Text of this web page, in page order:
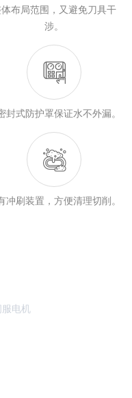
布局范围，又避免刀具干
涉。
封式防护罩保证水不外漏。
冲刷装置，方便清理切削。
电机